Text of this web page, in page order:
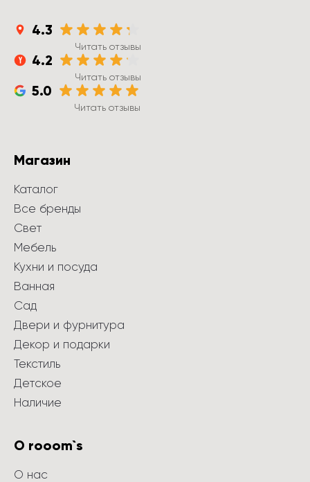
4.3
Читать отзывы
4.2
Читать отзывы
5.0
Читать отзывы
Магазин
Каталог
Все бренды
Свет
Мебель
Кухни и посуда
Ванная
Сад
Двери и фурнитура
Декор и подарки
Текстиль
Детское
Наличие
О rooom`s
О нас